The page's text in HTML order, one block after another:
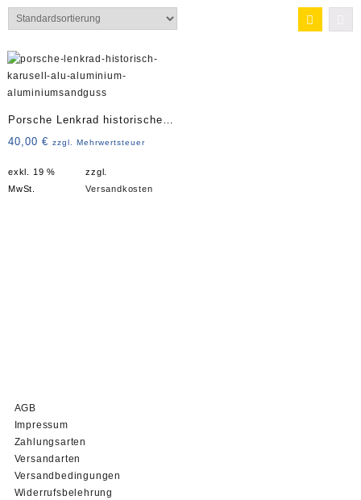
Porsche Lenkrad historisches
Karusell Art. 3839
40,00 € zzgl. Mehrwertsteuer
exkl. 19 %
MwSt.
zzgl.
Versandkosten
AGB
Impressum
Zahlungsarten
Versandarten
Versandbedingungen
Widerrufsbelehrung